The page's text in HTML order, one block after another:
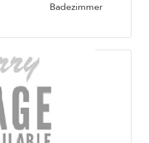
Badezimmer